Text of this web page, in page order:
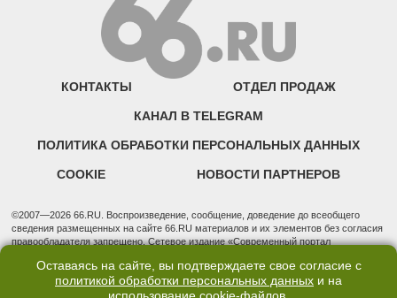
КОНТАКТЫ ОТДЕЛ ПРОДАЖ
КАНАЛ В TELEGRAM
ПОЛИТИКА ОБРАБОТКИ ПЕРСОНАЛЬНЫХ ДАННЫХ
COOKIE НОВОСТИ ПАРТНЕРОВ
©2007—2026 66.RU. Воспроизведение, сообщение, доведение до всеобщего
сведения размещенных на сайте 66.RU материалов и их элементов без согласия
правообладателя запрещено. Сетевое издание «Современный портал
надзору в сфере связи, информационных технологий и массовых коммуникаций
(Роскомнадзор). Регистрационный номер ЭЛ № ФС 77 - 76634 от 02.09.2019
Учредитель: Общество с ограниченной ответственностью "66.ру". Юридический
Оставаясь на сайте, вы подтверждаете свое согласие с
политикой обработки персональных данных и на